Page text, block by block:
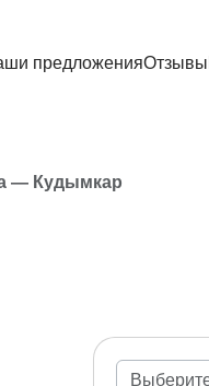
предложенияОтзывы
— Кудымкар